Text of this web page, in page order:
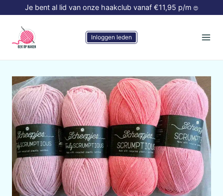
Doorgaan
naar
inhoud
Je bent al lid van onze haakclub vanaf €11,95 p/m 😍
Inloggen leden